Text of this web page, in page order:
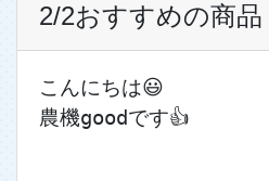
2/2おすすめの商品
こんにちは😃
農機goodです👍